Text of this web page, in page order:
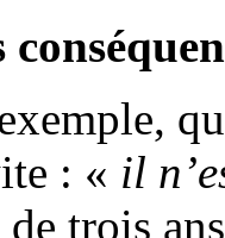
: « il
de trois